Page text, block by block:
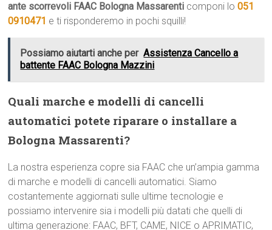
ante scorrevoli FAAC Bologna Massarenti componi lo051
0910471 e ti risponderemo in pochi squilli!
Possiamo aiutarti anche per Assistenza Cancello a
battente FAAC Bologna Mazzini
Quali marche e modelli di cancelli
automatici potete riparare o installare a
Bologna Massarenti?
La nostra esperienza copre sia FAAC che un’ampia gamma
di marche e modelli di cancelli automatici. Siamo
costantemente aggiornati sulle ultime tecnologie e
possiamo intervenire sia i modelli più datati che quelli di
ultima generazione: FAAC, BFT, CAME, NICE o APRIMATIC,